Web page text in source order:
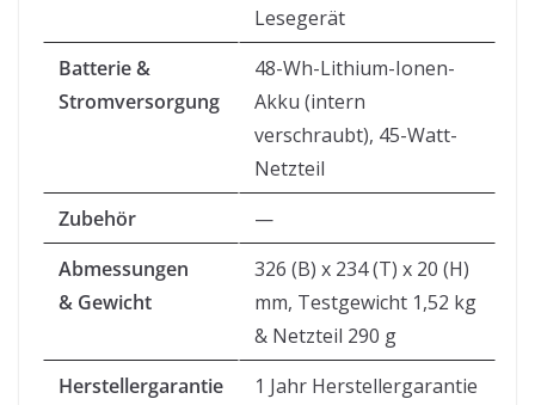
Lesegerät
Batterie &
Stromversorgung
48-Wh-Lithium-Ionen-
Akku (intern
verschraubt), 45-Watt-
Netzteil
Zubehör
—
Abmessungen
& Gewicht
326 (B) x 234 (T) x 20 (H)
mm, Testgewicht 1,52 kg
& Netzteil 290 g
Herstellergarantie
1 Jahr Herstellergarantie